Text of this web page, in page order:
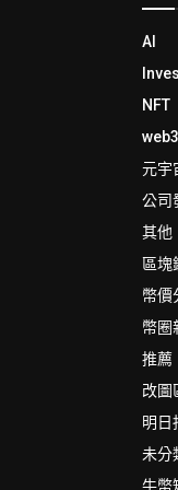
AI
NFT
web3
元宇
公司
其他
區塊
幣價
幣圈
推薦
改圖
明日
未分
牛幣